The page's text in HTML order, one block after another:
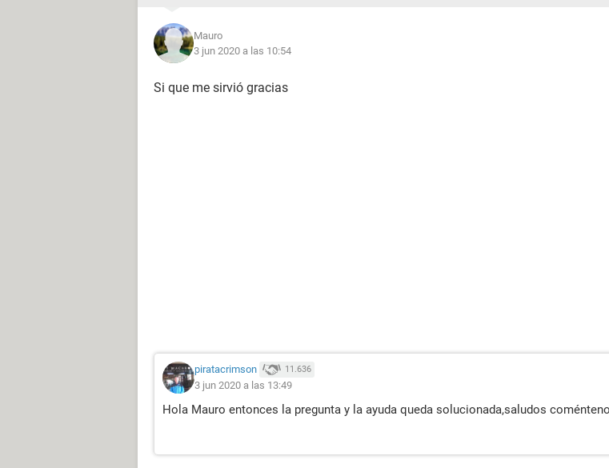
Mauro
3 jun 2020 a las 10:54
Si que me sirvió gracias
piratacrimson 11.636
3 jun 2020 a las 13:49
Hola Mauro entonces la pregunta y la ayuda queda solucionada,saludos